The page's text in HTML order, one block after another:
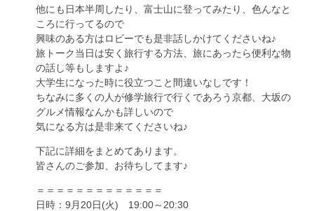
他にも日本半周したり、富士山に登ってみたり、色んなと
ころに行ってるので
興味のある方はロビーでも是非話しかけてくださいね♪
旅トーク当日は安く旅行する方法、旅にあったら便利な物
の話し等もしますよ♪
大学生になった時に役立つこと間違いなしです！
ちなみに多くの人が修学旅行で行くであろう京都、大坂の
グルメ情報なんかも詳しいので
気になる方は是非来てくださいね♪
下記に詳細をまとめてあります。
皆さんのご参加、お待ちしてます♪
＝＝＝＝＝＝＝＝＝＝＝＝＝
日時：9月20日(火) 19:00～20:30